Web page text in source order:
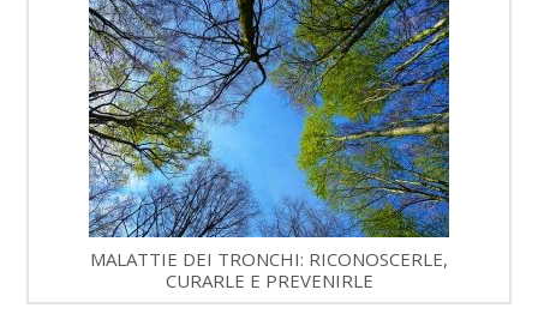
MALATTIE DEI TRONCHI: RICONOSCERLE,
CURARLE E PREVENIRLE